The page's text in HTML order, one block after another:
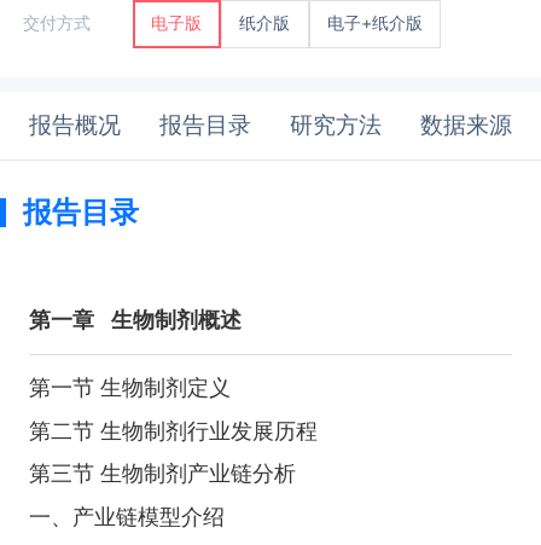
交付方式 电子版 纸介版 电子+纸介版
报告概况 报告目录 研究方法 数据来源
报告目录
第一章 生物制剂概述
第一节 生物制剂定义
第二节 生物制剂行业发展历程
第三节 生物制剂产业链分析
一、产业链模型介绍